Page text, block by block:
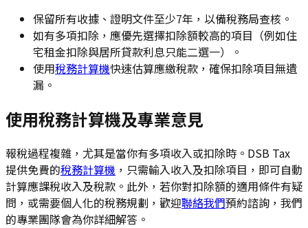
保留所有收據、證明文件至少7年，以備稅務局查核。
如有多項扣除，應優先選擇扣除額較高的項目（例如住
宅租金扣除與居所貸款利息只能二選一）。
使用稅務計算機快速估算應繳稅款，確保扣除項目無遺
漏。
使用稅務計算機及專業意見
報稅過程複雜，尤其是當你有多項收入或扣除時。DSB Tax
提供免費的稅務計算機 ，只需輸入收入及扣除項目，即可自動
計算應課稅收入及稅款。此外，若你對扣除額的適用條件有疑
問，或需要個人化的稅務規劃，歡迎聯絡我們預約諮詢，我們
的專業團隊會為你詳細解答。